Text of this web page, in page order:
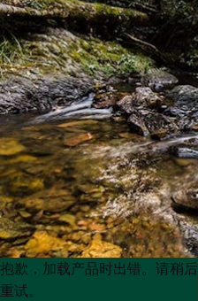
Product
List
Product
List
抱歉，加载产品时出错。请稍后
重试。